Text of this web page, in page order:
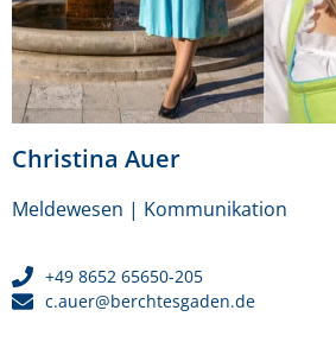
Christina Auer
Meldewesen | Kommunikation
+49 8652 65650-205
c.auer@berchtesgaden.de